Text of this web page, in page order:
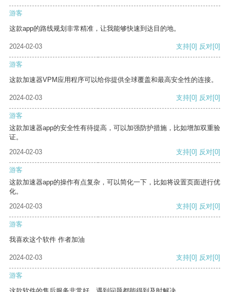
游客
这款app的路线规划非常精准，让我能够快速到达目的地。
2024-02-03 支持[0] 反对[0]
游客
这款加速器VPM应用程序可以给你提供全球覆盖和最高安全性的连接。
2024-02-03 支持[0] 反对[0]
游客
这款加速器app的安全性有待提高，可以加强防护措施，比如增加双重验
证。
2024-02-03
支持[0] 反对[0]
游客
这款加速器app的操作有点复杂，可以简化一下，比如将设置页面进行优
化。
2024-02-03
支持[0] 反对[0]
游客
我喜欢这个软件 作者加油
2024-02-03 支持[0] 反对[0]
游客